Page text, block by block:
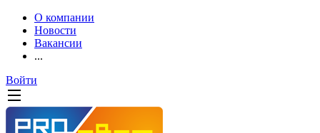
О компании
Новости
Вакансии
...
Войти